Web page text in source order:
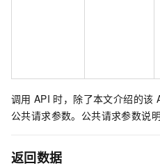
调用 API 时，除了本文介绍的该
公共请求参数。公共请求参数说
返回数据